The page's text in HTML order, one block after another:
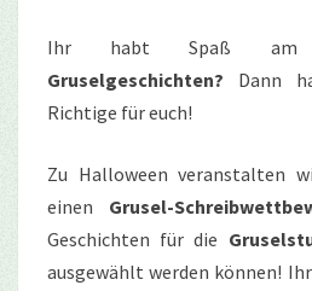
Ihr habt Spaß am
Gruselgeschichten? Dann
Richtige für euch!
Zu Halloween veranstalten
einen Grusel-
Geschichten für die
ausgewählt werden können!